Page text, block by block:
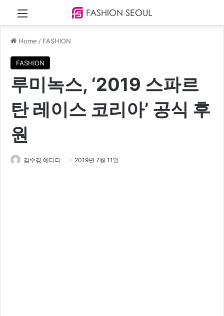
Menu
Home / FASHION
FASHION
루미녹스, ‘2019 스파르
탄 레이스 코리아’ 공식 후
원
김수경 에디터 2019년 7월 11일